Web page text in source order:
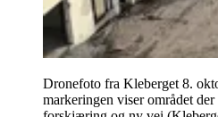
Dronefoto fra Kleberget 8.
markeringen viser området